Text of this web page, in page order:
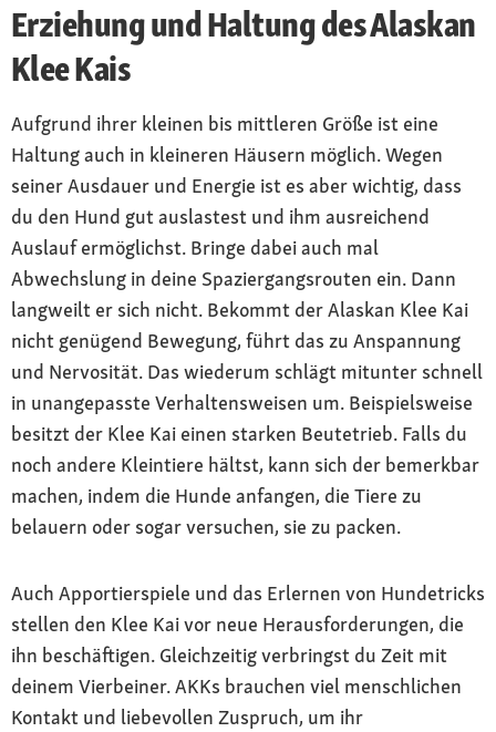
Erziehung und Haltung des Alaskan
Klee Kais
Aufgrund ihrer kleinen bis mittleren Größe ist eine
Haltung auch in kleineren Häusern möglich. Wegen
seiner Ausdauer und Energie ist es aber wichtig, dass
du den Hund gut auslastest und ihm ausreichend
Auslauf ermöglichst. Bringe dabei auch mal
Abwechslung in deine Spaziergangsrouten ein. Dann
langweilt er sich nicht. Bekommt der Alaskan Klee Kai
nicht genügend Bewegung, führt das zu Anspannung
und Nervosität. Das wiederum schlägt mitunter schnell
in unangepasste Verhaltensweisen um. Beispielsweise
besitzt der Klee Kai einen starken Beutetrieb. Falls du
noch andere Kleintiere hältst, kann sich der bemerkbar
machen, indem die Hunde anfangen, die Tiere zu
belauern oder sogar versuchen, sie zu packen.
Auch Apportierspiele und das Erlernen von Hundetricks
stellen den Klee Kai vor neue Herausforderungen, die
ihn beschäftigen. Gleichzeitig verbringst du Zeit mit
deinem Vierbeiner. AKKs brauchen viel menschlichen
Kontakt und liebevollen Zuspruch, um ihr